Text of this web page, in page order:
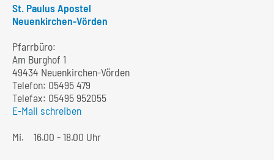
St. Paulus Apostel
Neuenkirchen-Vörden
Pfarrbüro:
Am Burghof 1
49434 Neuenkirchen-Vörden
Telefon: 05495 479
Telefax: 05495 952055
E-Mail schreiben
Mi.
16.00 - 18.00 Uhr